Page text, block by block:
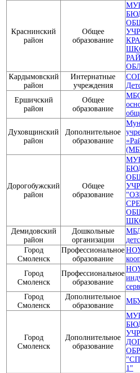
Краснинский
район
Общее
образование
Кардымовский
район
Интернатные
учреждения
Ершичский
район
Общее
образование
Духовщинский
район
Дополнительное
образование
Дорогобужский
район
Общее
образование
Демидовский
район
Дошкольные
организации
Город
Смоленск
Профессиональное
образование
Город
Смоленск
Профессиональное
образование
Город
Смоленск
Дополнительное
образование
Город
Смоленск
Дополнительное
образование
1"